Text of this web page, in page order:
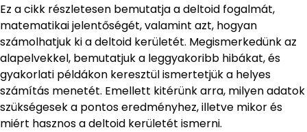
Ez a cikk részletesen bemutatja a deltoid fogalmát,
matematikai jelentőségét, valamint azt, hogyan
számolhatjuk ki a deltoid kerületét. Megismerkedünk az
alapelvekkel, bemutatjuk a leggyakoribb hibákat, és
gyakorlati példákon keresztül ismertetjük a helyes
számítás menetét. Emellett kitérünk arra, milyen adatok
szükségesek a pontos eredményhez, illetve mikor és
miért hasznos a deltoid kerületét ismerni.